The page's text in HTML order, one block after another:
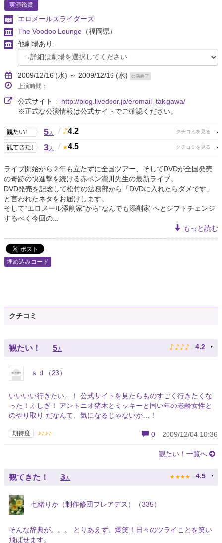
実演鑑賞
エロメールスライダーズ
The Voodoo Lounge （福岡県）
他劇場あり:
2009/12/16 (水) ～ 2009/12/16 (水) 公演終了
上演時間：
公式サイト： http://blog.livedoor.jp/eromail_takigawa/
※正式な公演情報は公式サイトでご確認ください。
5人 / 4.2
3人 / 4.5
ライブ開始から２年も立たずに全国ツアー、そしてDVDが全国発売
の奇跡の快進撃を続ける赤ペン瀧川先生の最新ライブ。
DVD発売を記念して松竹の法務部から「DVDに入れたらダメです」
と言われたネタをお届けします。
そして“エロメール添削家”から“なんでも添削家”へとシフトチェンジ
するべく今回の...
もっと読む
埋め込みコード
クチコミ
観たい！ 5人 ♪ ♪ ♪ ♪ ♪ 4.2
ｓｄ（23）
いいいい行きたい…！ 公式サイトを見たらものすごく行きたくな
った！ふしぎ！ アントニオ猪木とミッキーと同い年の老齢女性と
のやり取り だなんて、気になるじゃないか…！
期待度 ♪♪♪♪ 0 2009/12/04 10:36
観たい！一覧へ
観てきた！ 3 人 ★ ★ ★ ★ ★ 4.5
七緒りか（制作修団プレアデス）（335）
そんな辞典が。。。 とりあえず、爆笑！日々のツライことを笑い
飛ばせます。